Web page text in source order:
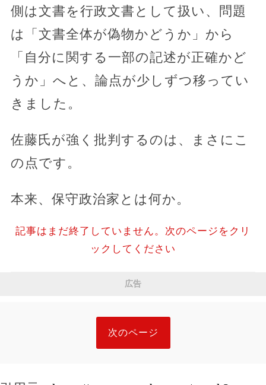
側は文書を行政文書として扱い、問題
は「文書全体が偽物かどうか」から
「自分に関する一部の記述が正確かど
うか」へと、論点が少しずつ移ってい
きました。
佐藤氏が強く批判するのは、まさにこ
の点です。
本来、保守政治家とは何か。
記事はまだ終了していません。次のページをクリ
ックしてください
広告
次のページ